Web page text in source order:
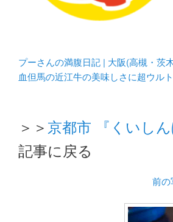
プーさんの満腹日記 | 大阪(高槻・茨
血但馬の近江牛の美味しさに超ウル
＞＞ 京都市 『くいし
記事に戻る
前の